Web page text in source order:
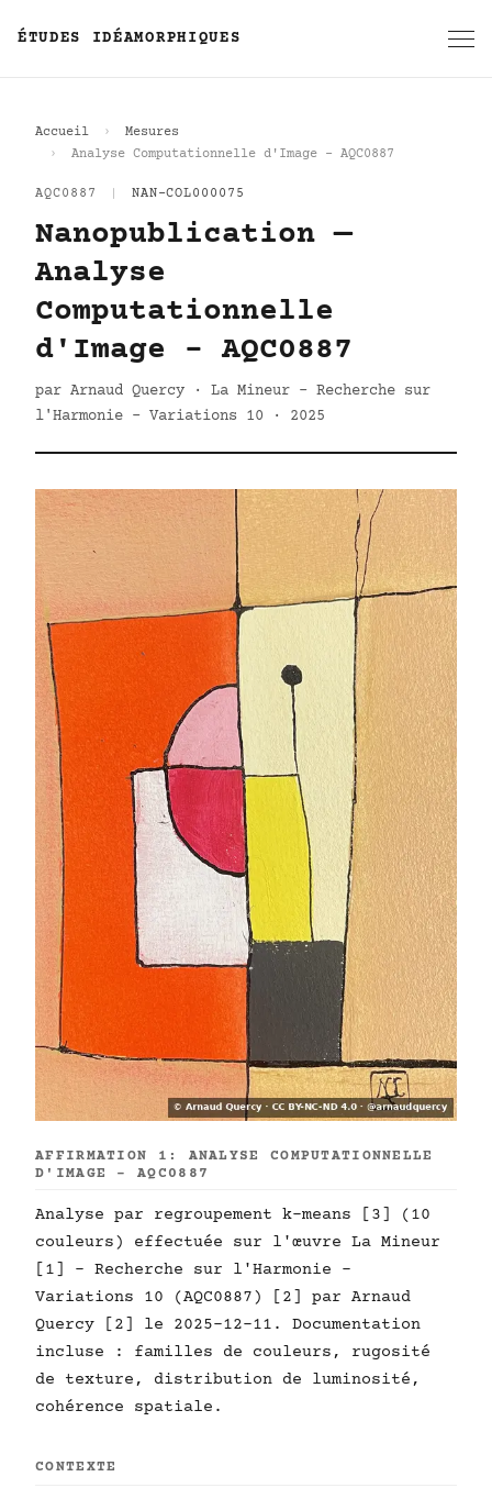
ÉTUDES IDÉAMORPHIQUES
Accueil
Mesures
Analyse Computationnelle d'Image - AQC0887
AQC0887 NAN-COL000075
Nanopublication —
Analyse
Computationnelle
d'Image - AQC0887
par Arnaud Quercy · La Mineur - Recherche sur
l'Harmonie - Variations 10 · 2025
AFFIRMATION 1: ANALYSE COMPUTATIONNELLE
D'IMAGE - AQC0887
Analyse par regroupement k-means [3] (10
couleurs) effectuée sur l'œuvre La Mineur
[1] - Recherche sur l'Harmonie -
Variations 10 (AQC0887) [2] par Arnaud
Quercy [2] le 2025-12-11. Documentation
incluse : familles de couleurs, rugosité
de texture, distribution de luminosité,
cohérence spatiale.
CONTEXTE